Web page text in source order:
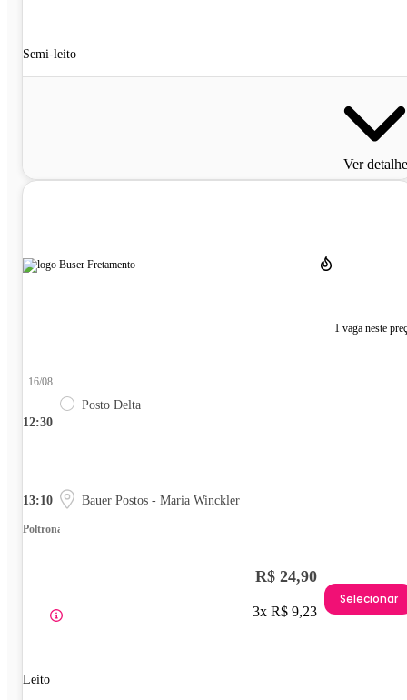
Semi-leito
Ver
1 vaga neste
12:30
16/08
Posto Delta
13:10 Bauer Postos - Maria Winckler
Poltrona
Leito
R$ 24,90
3x R$ 9,23
Selecionar